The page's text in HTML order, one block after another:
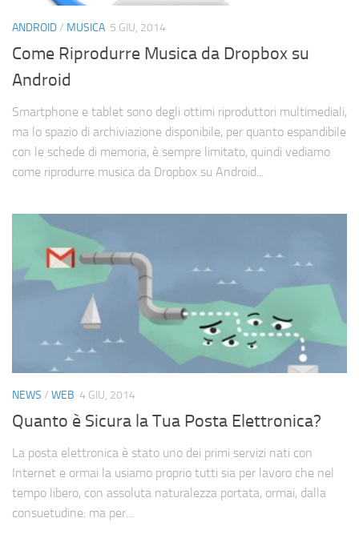
ANDROID/ MUSICA 5 GIU, 2014
Come Riprodurre Musica da Dropbox su
Android
Smartphone e tablet sono degli ottimi riproduttori multimediali,
ma lo spazio di archiviazione disponibile, per quanto espandibile
con le schede di memoria, è sempre limitato, quindi vediamo
come riprodurre musica da Dropbox su Android...
NEWS / WEB 4 GIU, 2014
Quanto è Sicura la Tua Posta Elettronica?
La posta elettronica è stato uno dei primi servizi nati con
Internet e ormai la usiamo proprio tutti sia per lavoro che nel
tempo libero, con assoluta naturalezza portata, ormai, dalla
consuetudine: ma per...